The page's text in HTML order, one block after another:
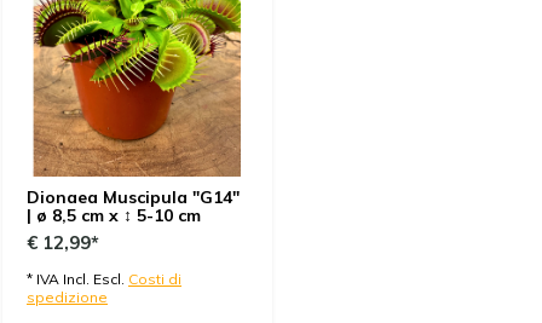
Dionaea Muscipula "G14"
| ø 8,5 cm x ↕ 5-10 cm
€ 12,99*
* IVA Incl. Escl. Costi di
spedizione